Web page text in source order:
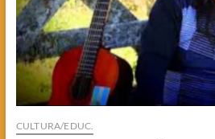
CULTURA/EDUC.